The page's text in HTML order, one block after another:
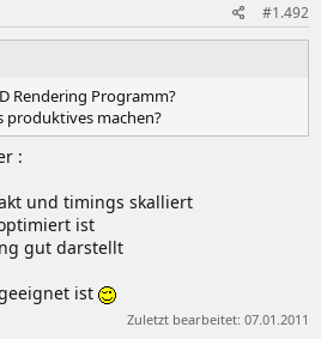
#1.492
Rendering Programm?
produktives machen?
:
und timings skalliert
ist
gut darstellt
ist
Zuletzt bearbeitet: 07.01.2011